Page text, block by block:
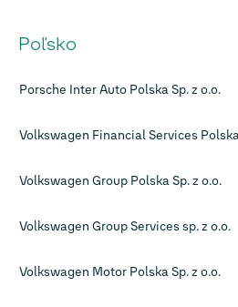
Poľsko
Porsche Inter Auto Polska Sp. z o.o.
Volkswagen Financial Services
Volkswagen Group Polska Sp. z o.o.
Volkswagen Group Services sp. z o.o.
Volkswagen Motor Polska Sp. z o.o.